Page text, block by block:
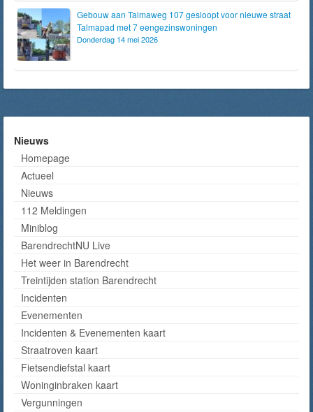
Gebouw aan Talmaweg 107 gesloopt voor nieuwe straat
Talmapad met 7 eengezinswoningen
Donderdag 14 mei 2026
Nieuws
Homepage
Actueel
Nieuws
112 Meldingen
Miniblog
BarendrechtNU Live
Het weer in Barendrecht
Treintijden station Barendrecht
Incidenten
Evenementen
Incidenten & Evenementen kaart
Straatroven kaart
Fietsendiefstal kaart
Woninginbraken kaart
Vergunningen